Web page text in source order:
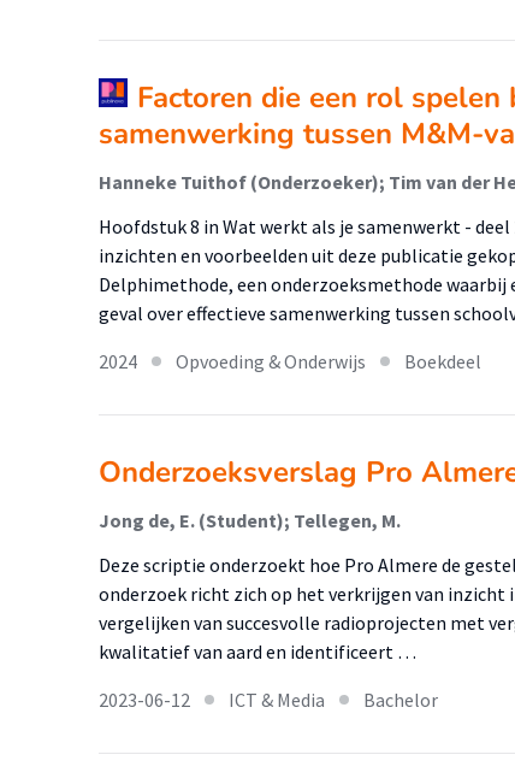
Factoren die een rol
samenwerking tussen M&M-
Hanneke Tuithof (Onderzoeker); Tim van der
Hoofdstuk 8 in Wat werkt als je samenwerkt -
inzichten en voorbeelden uit deze publicatie
Delphimethode, een onderzoeksmethode
geval over effectieve samenwerking tussen
2024
Opvoeding & Onderwijs Boekdeel
Onderzoeksverslag Pro
Jong de, E. (Student); Tellegen, M.
Deze scriptie onderzoekt hoe Pro Almere de
onderzoek richt zich op het verkrijgen van inzicht
vergelijken van succesvolle radioprojecten met
kwalitatief van aard en identificeert …
2023-06-12
ICT & Media Bachelor